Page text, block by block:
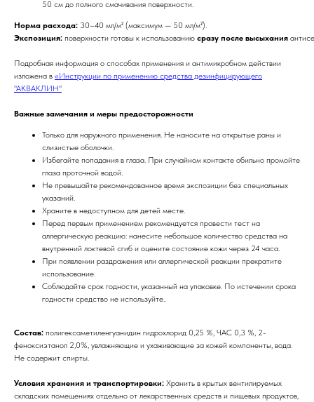
50 см до полного смачивания поверхности.
Норма расхода: 30–40 мл/м² (максимум — 50 мл/м²).
Экспозиция: поверхности готовы к использованию сразу после высыхания
Подробная информация о способах применения и антимикробном действии
изложена в «Инструкции по применению средства дезинфицирующего
"АКВАКЛИН"
Важные замечания и меры предосторожности
Только для наружного применения. Не наносите на открытые раны и
слизистые оболочки.
Избегайте попадания в глаза. При случайном контакте обильно промойте
глаза проточной водой.
Не превышайте рекомендованное время экспозиции без специальных
указаний.
Храните в недоступном для детей месте.
Перед первым применением рекомендуется провести тест на
аллергическую реакцию: нанесите небольшое количество средства на
внутренний локтевой сгиб и оцените состояние кожи через 24 часа.
При появлении раздражения или аллергической реакции прекратите
использование.
Соблюдайте срок годности, указанный на упаковке. По истечении срока
годности средство не используйте..
Состав: полигексаметиленгуанидин гидрохлорид 0,25 %, ЧАС 0,3 %, 2-
феноксиэтанол 2,0%, увлажняющие и ухаживающие за кожей компоненты, вода.
Не содержит спирты.
Условия хранения и транспортировки: Хранить в крытых вентилируемых
складских помещениях отдельно от лекарственных средств и пищевых продуктов,